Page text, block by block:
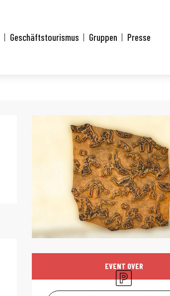
Geschäftstourismus Gruppen Presse
EVENT OVER
Parkplatz